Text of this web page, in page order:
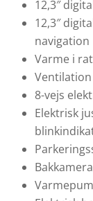
12,3″
12,3″
navigation
Varme i
8-vejs
Elektrisk
Bakkamera